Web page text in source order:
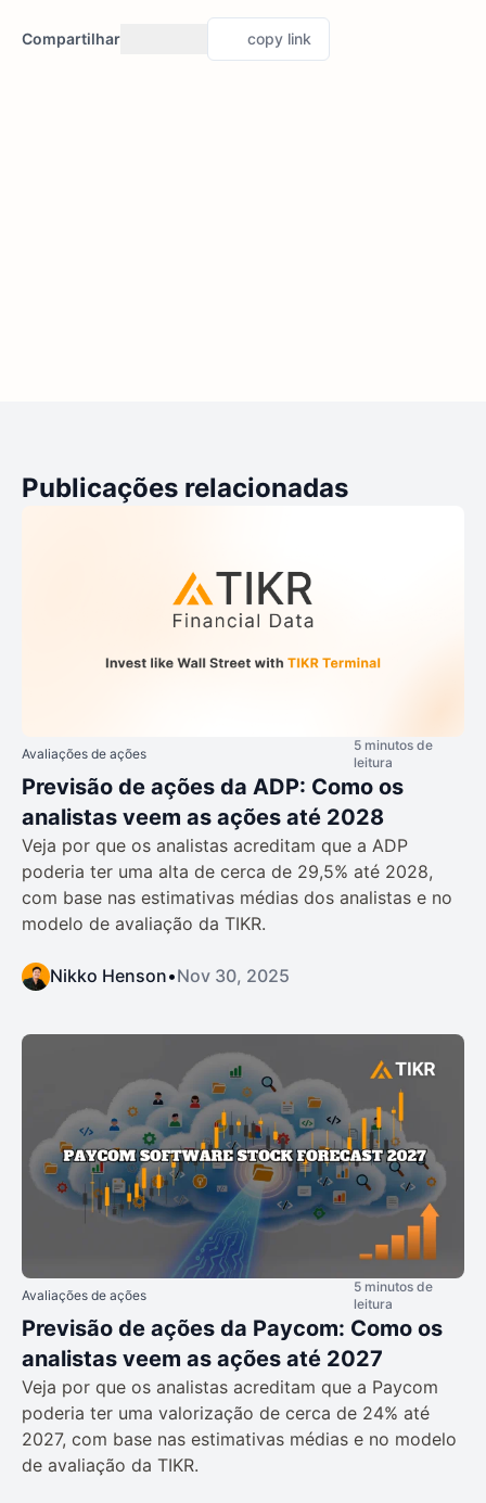
Compartilhar copy link
Publicações relacionadas
Avaliações de ações
5 minutos de
leitura
Previsão de ações da ADP: Como os
analistas veem as ações até 2028
Veja por que os analistas acreditam que a ADP
poderia ter uma alta de cerca de 29,5% até 2028,
com base nas estimativas médias dos analistas e no
modelo de avaliação da TIKR.
Nikko Henson•Nov 30, 2025
Avaliações de ações
5 minutos de
leitura
Previsão de ações da Paycom: Como os
analistas veem as ações até 2027
Veja por que os analistas acreditam que a Paycom
poderia ter uma valorização de cerca de 24% até
2027, com base nas estimativas médias e no modelo
de avaliação da TIKR.